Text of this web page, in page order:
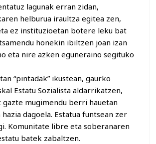
lagunak erran zidan,
helburua iraultza egitea zen,
ez instituzioetan botere leku bat
honekin ibiltzen joan izan
eta nire azken eguneraino segituko
“pintadak” ikustean, gaurko
Estatu Sozialista aldarrikatzen,
mugimendu berri hauetan
dagoela. Estatua funtsean zer
Komunitate libre eta soberanaren
batek zabaltzen.